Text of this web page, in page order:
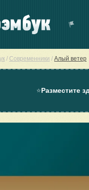
/ Современники / Алый ветер
⭐Разместите